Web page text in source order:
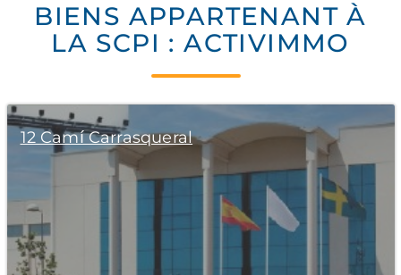
BIENS APPARTENANT À
LA SCPI : ACTIVIMMO
12 Camí Carrasqueral